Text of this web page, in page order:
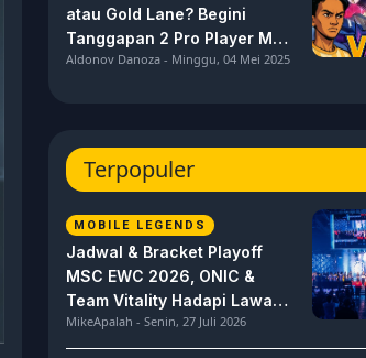
atau Gold Lane? Begini
Tanggapan 2 Pro Player MPL
ID S15 ini
Aldonov Danoza - Minggu, 04 Mei 2025
Terpopuler
MOBILE LEGENDS
Jadwal & Bracket Playoff
MSC EWC 2026, ONIC &
Team Vitality Hadapi Lawan
Berat
MikeApalah - Senin, 27 Juli 2026